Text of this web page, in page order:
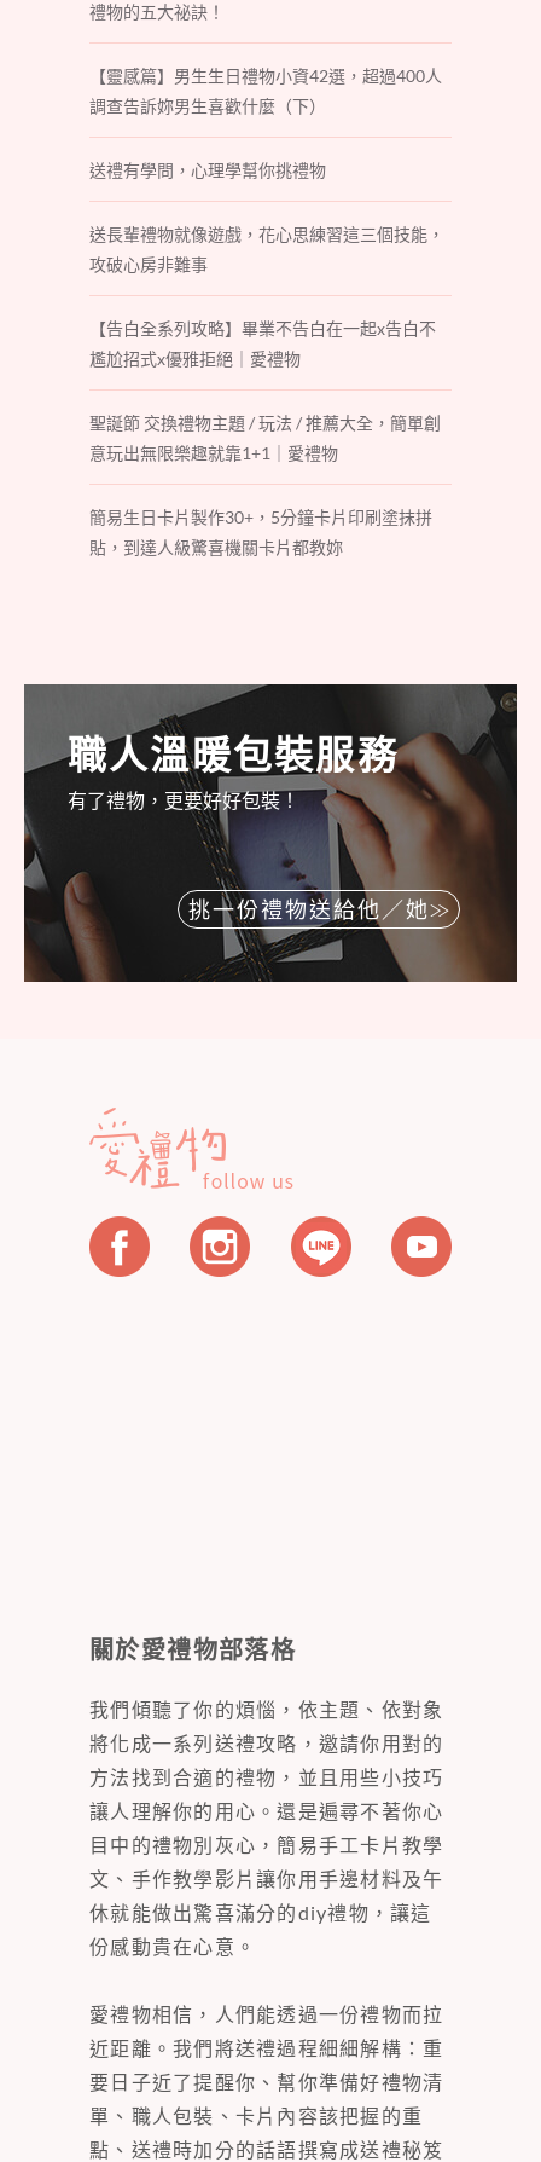
禮物的五大祕訣！
【靈感篇】男生生日禮物小資42選，超過400人
調查告訴妳男生喜歡什麼（下）
送禮有學問，心理學幫你挑禮物
送長輩禮物就像遊戲，花心思練習這三個技能，
攻破心房非難事
【告白全系列攻略】畢業不告白在一起x告白不
尷尬招式x優雅拒絕｜愛禮物
聖誕節 交換禮物主題 / 玩法 / 推薦大全，簡單創
意玩出無限樂趣就靠1+1｜愛禮物
簡易生日卡片製作30+，5分鐘卡片印刷塗抹拼
貼，到達人級驚喜機關卡片都教妳
職人溫暖包裝服務
有了禮物，更要好好包裝！
挑一份禮物送給他／她
關於愛禮物部落格
我們傾聽了你的煩惱，依主題、依對象
將化成一系列送禮攻略，邀請你用對的
方法找到合適的禮物，並且用些小技巧
讓人理解你的用心。還是遍尋不著你心
目中的禮物別灰心，簡易手工卡片教學
文、手作教學影片讓你用手邊材料及午
休就能做出驚喜滿分的diy禮物，讓這
份感動貴在心意。
愛禮物相信，人們能透過一份禮物而拉
近距離。我們將送禮過程細細解構：重
要日子近了提醒你、幫你準備好禮物清
單、職人包裝、卡片內容該把握的重
點、送禮時加分的話語撰寫成送禮秘笈